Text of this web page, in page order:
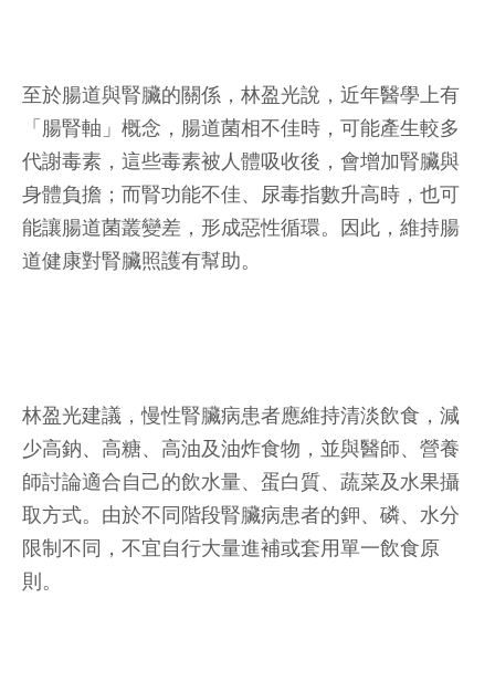
至於腸道與腎臟的關係，林盈光說，近年醫學上有
「腸腎軸」概念，腸道菌相不佳時，可能產生較多
代謝毒素，這些毒素被人體吸收後，會增加腎臟與
身體負擔；而腎功能不佳、尿毒指數升高時，也可
能讓腸道菌叢變差，形成惡性循環。因此，維持腸
道健康對腎臟照護有幫助。
林盈光建議，慢性腎臟病患者應維持清淡飲食，減
少高鈉、高糖、高油及油炸食物，並與醫師、營養
師討論適合自己的飲水量、蛋白質、蔬菜及水果攝
取方式。由於不同階段腎臟病患者的鉀、磷、水分
限制不同，不宜自行大量進補或套用單一飲食原
則。